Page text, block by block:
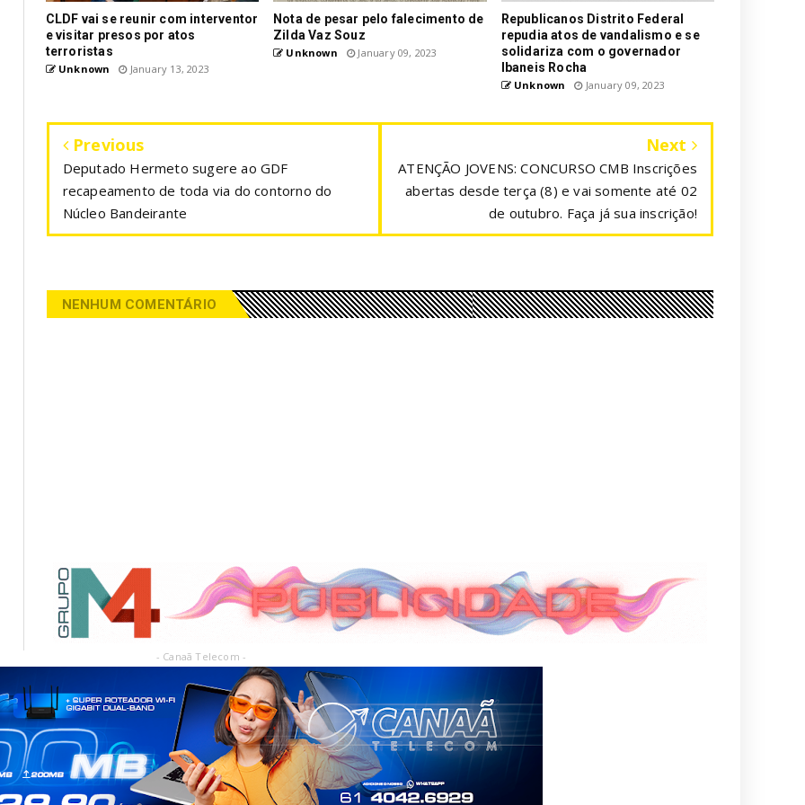
CLDF vai se reunir com interventor
e visitar presos por atos
terroristas
Unknown January 13, 2023
Nota de pesar pelo falecimento de
Zilda Vaz Souz
Unknown January 09, 2023
Republicanos Distrito Federal
repudia atos de vandalismo e se
solidariza com o governador
Ibaneis Rocha
Unknown January 09, 2023
Previous
Deputado Hermeto sugere ao GDF
recapeamento de toda via do contorno do
Núcleo Bandeirante
Next
ATENÇÃO JOVENS: CONCURSO CMB Inscrições
abertas desde terça (8) e vai somente até 02
de outubro. Faça já sua inscrição!
NENHUM COMENTÁRIO
- Canaã Telecom -